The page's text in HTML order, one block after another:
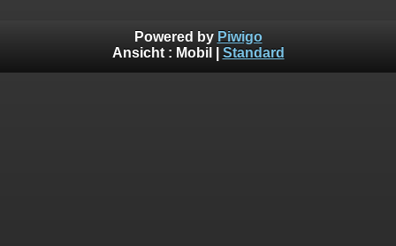
Powered by Piwigo
Ansicht : Mobil Standard